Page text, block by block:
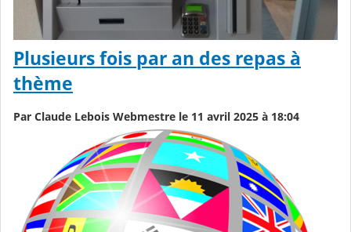
Plusieurs fois par an des repas à
thème
Par Claude Lebois Webmestre le 11 avril 2025 à 18:04